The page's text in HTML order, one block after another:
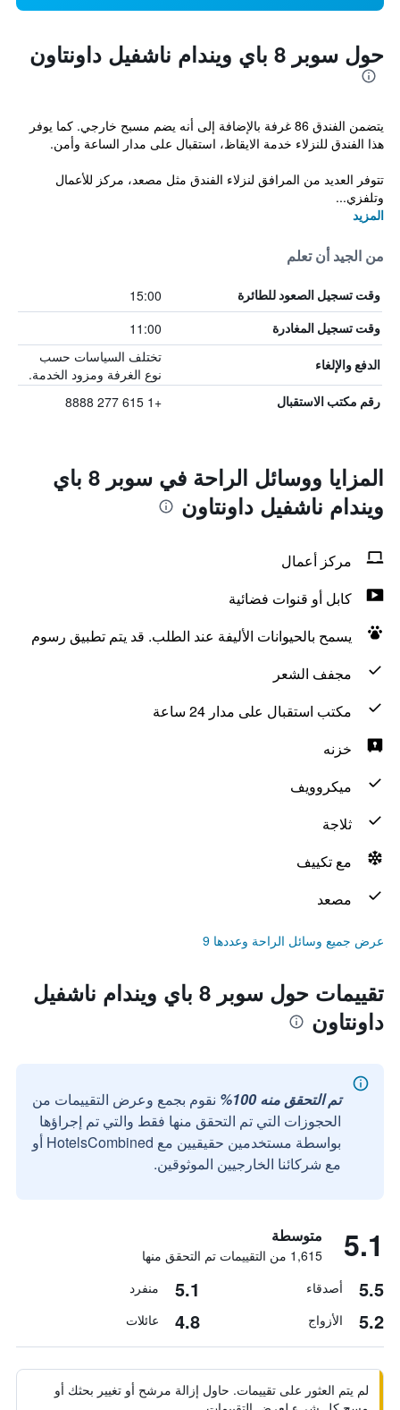
حول سوبر 8 باي ويندام ناشفيل داونتاون
يتضمن الفندق 86 غرفة بالإضافة إلى أنه يضم مسبح خارجي. كما يوفر
هذا الفندق للنزلاء خدمة الايقاظ، استقبال على مدار الساعة وأمن.
تتوفر العديد من المرافق لنزلاء الفندق مثل مصعد، مركز للأعمال
وتلفزي...
المزيد
من الجيد أن تعلم
وقت تسجيل الصعود للطائرة 15:00
وقت تسجيل المغادرة 11:00
الدفع والإلغاء
تختلف السياسات حسب
نوع الغرفة ومزود الخدمة.
رقم مكتب الاستقبال +1 615 277 8888
المزايا ووسائل الراحة في سوبر 8 باي
ويندام ناشفيل داونتاون
مركز أعمال
كابل أو قنوات فضائية
يسمح بالحيوانات الأليفة عند الطلب. قد يتم تطبيق رسوم
مجفف الشعر
مكتب استقبال على مدار 24 ساعة
خزنه
ميكروويف
ثلاجة
مع تكييف
مصعد
عرض جميع وسائل الراحة وعددها 9
تقييمات حول سوبر 8 باي ويندام ناشفيل
داونتاون
تم التحقق منه 100%
نقوم بجمع وعرض التقييمات من
الحجوزات التي تم التحقق منها فقط والتي تم إجراؤها
بواسطة مستخدمين حقيقيين مع HotelsCombined أو
مع شركائنا الخارجيين الموثوقين.
5.1 متوسطة
1,615 من التقييمات تم التحقق منها
5.5 أصدقاء 5.1 منفرد
5.2 الأزواج 4.8 عائلات
لم يتم العثور على تقييمات. حاول إزالة مرشح أو تغيير بحثك أو